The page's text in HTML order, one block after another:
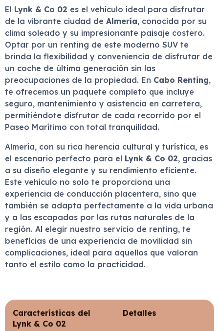
El Lynk & Co 02 es el vehículo ideal para disfrutar
de la vibrante ciudad de Almería, conocida por su
clima soleado y su impresionante paisaje costero.
Optar por un renting de este moderno SUV te
brinda la flexibilidad y conveniencia de disfrutar de
un coche de última generación sin las
preocupaciones de la propiedad. En Cabo Renting,
te ofrecemos un paquete completo que incluye
seguro, mantenimiento y asistencia en carretera,
permitiéndote disfrutar de cada recorrido por el
Paseo Marítimo con total tranquilidad.
Almería, con su rica herencia cultural y turística, es
el escenario perfecto para el Lynk & Co 02, gracias
a su diseño elegante y su rendimiento eficiente.
Este vehículo no solo te proporciona una
experiencia de conducción placentera, sino que
también se adapta perfectamente a la vida urbana
y a las escapadas por las rutas naturales de la
región. Al elegir nuestro servicio de renting, te
beneficias de una experiencia de movilidad sin
complicaciones, ideal para aquellos que valoran
tanto el estilo como la practicidad.
Características del
Lynk & Co 02
Detalles